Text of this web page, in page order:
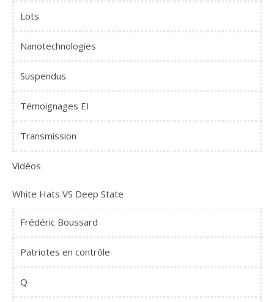
Lots
Nanotechnologies
Suspendus
Témoignages EI
Transmission
Vidéos
White Hats VS Deep State
Frédéric Boussard
Patriotes en contrôle
Q